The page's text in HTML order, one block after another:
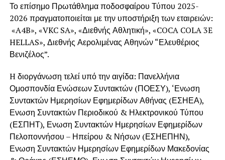
Το επίσημο Πρωτάθλημα ποδοσφαίρου Τύπου 2025-
2026 πραγματοποιείται με την υποστήριξη των εταιρειών:
«A4B», «VKC SA», «Διεθνής Αθλητική», «COCA COLA 3E
HELLAS», Διεθνής Αερολιμένας Αθηνών “Ελευθέριος
Βενιζέλος”.
H διοργάνωση τελεί υπό την αιγίδα: Πανελλήνια
Ομοσπονδία Ενώσεων Συντακτών (ΠΟΕΣΥ), ‘Ενωση
Συντακτών Ημερησίων Εφημερίδων Αθήνας (ΕΣΗΕΑ),
Ενωση Συντακτών Περιοδικού & Ηλεκτρονικού Τύπου
(ΕΣΠΗΤ), Ενωση Συντακτών Ημερησίων Εφημερίδων
Πελοποννήσου – Ηπείρου & Νήσων (ΕΣΗΕΠΗΝ),
Ενωση Συντακτών Ημερησίων Εφημερίδων Μακεδονίας